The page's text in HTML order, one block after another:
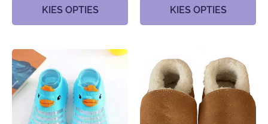
KIES OPTIES KIES OPTIES